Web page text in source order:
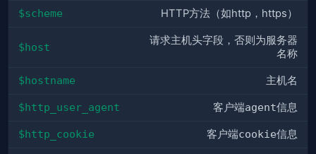
$scheme HTTP方法（如http，https）
$host
请求主机头字段，否则为服务器
名称
$hostname 主机名
$http_user_agent 客户端agent信息
$http_cookie 客户端cookie信息